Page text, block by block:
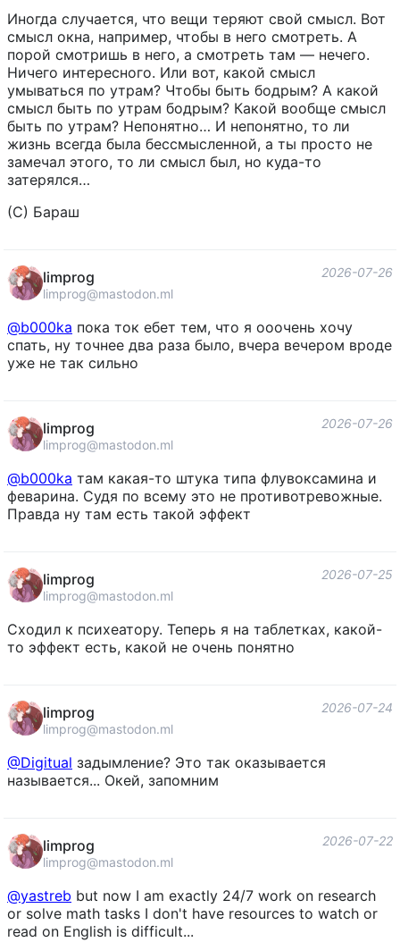
Иногда случается, что вещи теряют свой смысл. Вот
смысл окна, например, чтобы в него смотреть. А
порой смотришь в него, а смотреть там — нечего.
Ничего интересного. Или вот, какой смысл
умываться по утрам? Чтобы быть бодрым? А какой
смысл быть по утрам бодрым? Какой вообще смысл
быть по утрам? Непонятно… И непонятно, то ли
жизнь всегда была бессмысленной, а ты просто не
замечал этого, то ли смысл был, но куда-то
затерялся…
(С) Бараш
limprog
limprog@mastodon.ml
2026-07-26
@b000ka пока ток ебет тем, что я ооочень хочу
спать, ну точнее два раза было, вчера вечером вроде
уже не так сильно
limprog
limprog@mastodon.ml
2026-07-26
@b000ka там какая-то штука типа флувоксамина и
феварина. Судя по всему это не противотревожные.
Правда ну там есть такой эффект
limprog
limprog@mastodon.ml
2026-07-25
Сходил к психеатору. Теперь я на таблетках, какой-
то эффект есть, какой не очень понятно
limprog
limprog@mastodon.ml
2026-07-24
@Digitual задымление? Это так оказывается
называется... Окей, запомним
limprog
limprog@mastodon.ml
2026-07-22
@yastreb but now I am exactly 24/7 work on research
or solve math tasks I don't have resources to watch or
read on English is difficult...